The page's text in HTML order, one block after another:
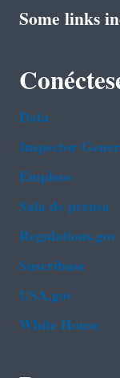
Some links
Data
Inspector
Empleos
Sala de prensa
Regulations.gov
Suscríbase
USA.gov
White House